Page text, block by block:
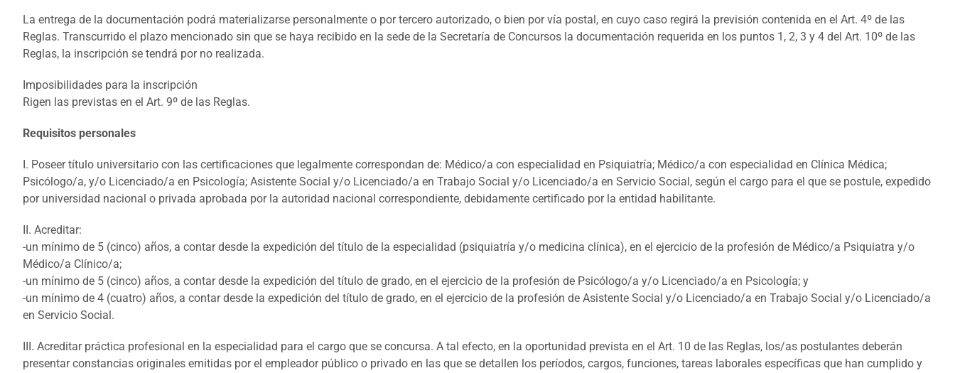
La entrega de la documentación podrá materializarse personalmente o por tercero autorizado, o bien por vía postal, en cuyo caso regirá la previsión contenida en el Art. 4º de las
Reglas. Transcurrido el plazo mencionado sin que se haya recibido en la sede de la Secretaría de Concursos la documentación requerida en los puntos 1, 2, 3 y 4 del Art. 10º de las
Reglas, la inscripción se tendrá por no realizada.
Imposibilidades para la inscripción
Rigen las previstas en el Art. 9º de las Reglas.
Requisitos personales
I. Poseer título universitario con las certificaciones que legalmente correspondan de: Médico/a con especialidad en Psiquiatría; Médico/a con especialidad en Clínica Médica;
Psicólogo/a, y/o Licenciado/a en Psicología; Asistente Social y/o Licenciado/a en Trabajo Social y/o Licenciado/a en Servicio Social, según el cargo para el que se postule, expedido
por universidad nacional o privada aprobada por la autoridad nacional correspondiente, debidamente certificado por la entidad habilitante.
II. Acreditar:
-un mínimo de 5 (cinco) años, a contar desde la expedición del título de la especialidad (psiquiatría y/o medicina clínica), en el ejercicio de la profesión de Médico/a Psiquiatra y/o
Médico/a Clínico/a;
-un mínimo de 5 (cinco) años, a contar desde la expedición del título de grado, en el ejercicio de la profesión de Psicólogo/a y/o Licenciado/a en Psicología; y
-un mínimo de 4 (cuatro) años, a contar desde la expedición del título de grado, en el ejercicio de la profesión de Asistente Social y/o Licenciado/a en Trabajo Social y/o Licenciado/a
en Servicio Social.
III. Acreditar práctica profesional en la especialidad para el cargo que se concursa. A tal efecto, en la oportunidad prevista en el Art. 10 de las Reglas, los/as postulantes deberán
presentar constancias originales emitidas por el empleador público o privado en las que se detallen los períodos, cargos, funciones, tareas laborales específicas que han cumplido y